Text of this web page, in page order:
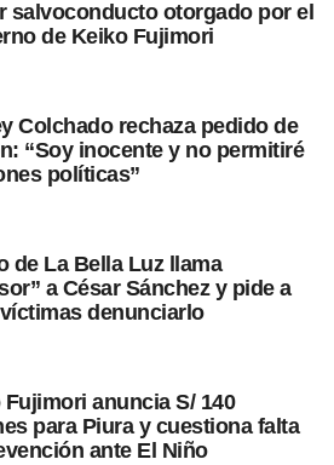
salvoconducto otorgado por el
de Keiko Fujimori
Colchado rechaza pedido de
“Soy inocente y no permitiré
políticas”
de La Bella Luz llama
a César Sánchez y pide a
denunciarlo
Fujimori anuncia S/ 140
para Piura y cuestiona falta
ante El Niño